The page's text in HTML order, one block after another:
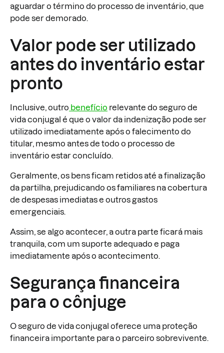
aguardar o término do processo de inventário, que
pode ser demorado.
Valor pode ser utilizado
antes do inventário estar
pronto
Inclusive, outro benefício relevante do seguro de
vida conjugal é que o valor da indenização pode ser
utilizado imediatamente após o falecimento do
titular, mesmo antes de todo o processo de
inventário estar concluído.
Geralmente, os bens ficam retidos até a finalização
da partilha, prejudicando os familiares na cobertura
de despesas imediatas e outros gastos
emergenciais.
Assim, se algo acontecer, a outra parte ficará mais
tranquila, com um suporte adequado e paga
imediatamente após o acontecimento.
Segurança financeira
para o cônjuge
O seguro de vida conjugal oferece uma proteção
financeira importante para o parceiro sobrevivente.